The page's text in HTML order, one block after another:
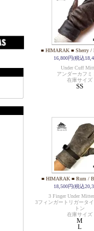
■ HIMARAK ■ Sherry /
16,800円(税込
Under Cuff
アンダーカフミ
在庫サイズ
SS
■ HIMARAK ■ Rum /
18,500円(税込
3 Finger Under
3フィンガートリガータ
トン
在庫サイズ
M
L